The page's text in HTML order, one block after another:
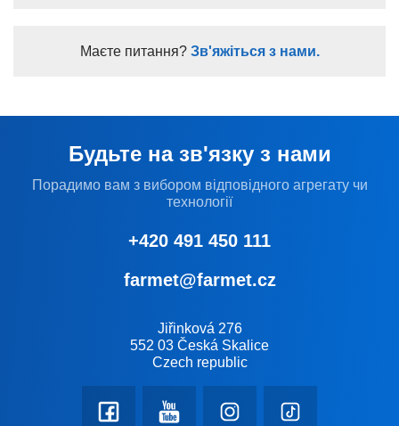
Маєте питання?Зв'яжіться з нами.
Будьте на зв'язку з нами
Порадимо вам з вибором відповідного агрегату чи
технології
+420 491 450 111
farmet@farmet.cz
Jiřinková 276
552 03 Česká Skalice
Czech republic